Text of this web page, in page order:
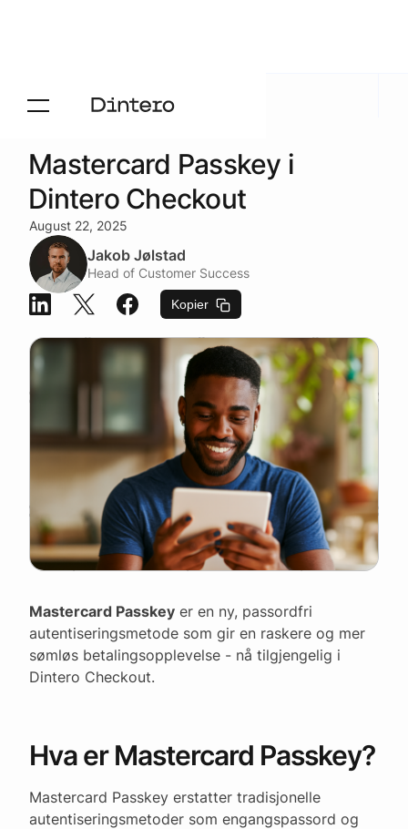
Aktuelt Blogg
Mastercard Passkey i
Dintero Checkout
August 22, 2025
Jakob Jølstad
Head of Customer Success
Kopier
Mastercard Passkey er en ny, passordfri
autentiseringsmetode som gir en raskere og mer
sømløs betalingsopplevelse - nå tilgjengelig i
Dintero Checkout.
Hva er Mastercard Passkey?
Mastercard Passkey erstatter tradisjonelle
autentiseringsmetoder som engangspassord og